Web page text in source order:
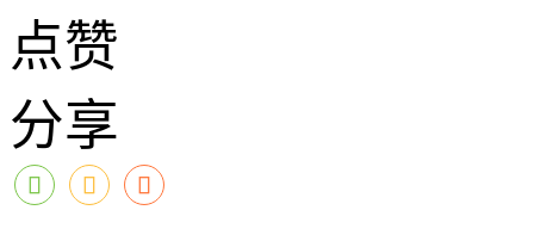
点赞
分享